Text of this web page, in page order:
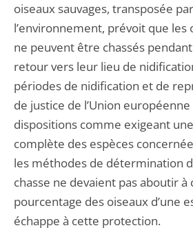
oiseaux sauvages, transposée
l’environnement, prévoit que
ne peuvent être chassés
retour vers leur lieu de
périodes de nidification et de
de justice de l’Union
dispositions comme exigeant
complète des espèces
les méthodes de détermination
chasse ne devaient pas aboutir à
pourcentage des oiseaux d’une
échappe à cette protection.